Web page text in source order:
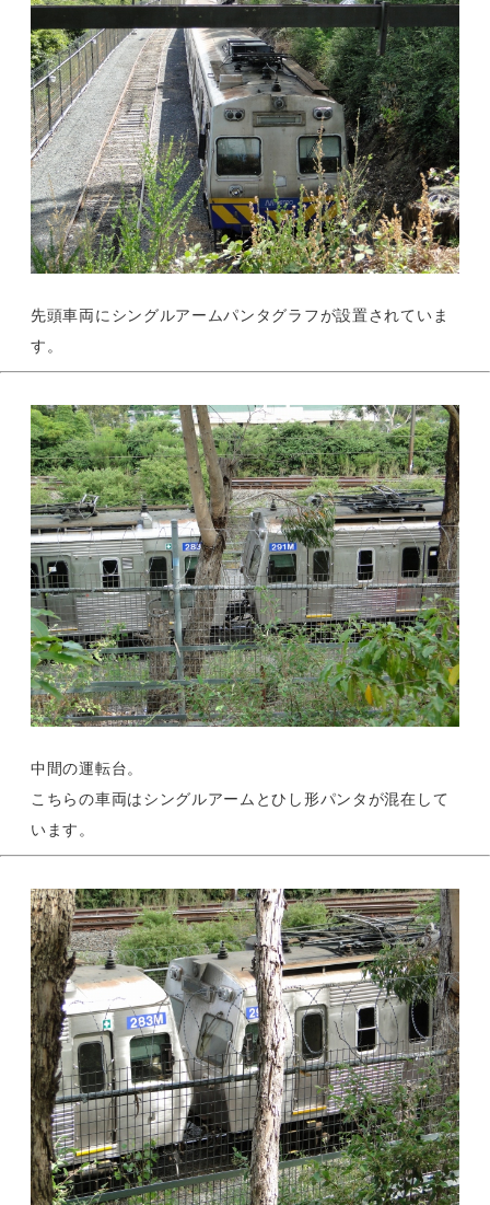
先頭車両にシングルアームパンタグラフが設置されていま
す。
中間の運転台。
こちらの車両はシングルアームとひし形パンタが混在して
います。